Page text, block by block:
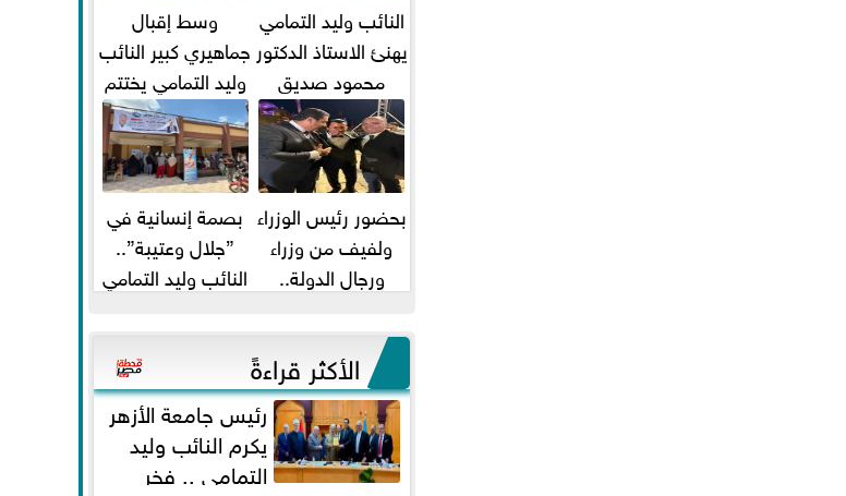
النائب وليد التمامي
يهنئ الاستاذ الدكتور
محمود صديق
تكليفة قائم باعمال
...
وسط إقبال
جماهيري كبير النائب
وليد التمامي يختتم
أضخم قافلة طبية
مجانية...
بحضور رئيس الوزراء
ولفيف من وزراء
ورجال الدولة..
ومحمد...
بصمة إنسانية في
”جلال وعتيبة”..
النائب وليد التمامي
شيحة يداويان...
الأكثر قراءةً
رئيس جامعة الأزهر
يكرم النائب وليد
التمامي .. فخر